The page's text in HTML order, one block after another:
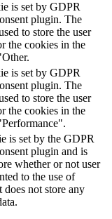
is set by GDPR
plugin. The
to store the user
the cookies in the
is set by GDPR
plugin. The
to store the user
the cookies in the
is set by the GDPR
plugin and is
whether or not user
to the use of
does not store any